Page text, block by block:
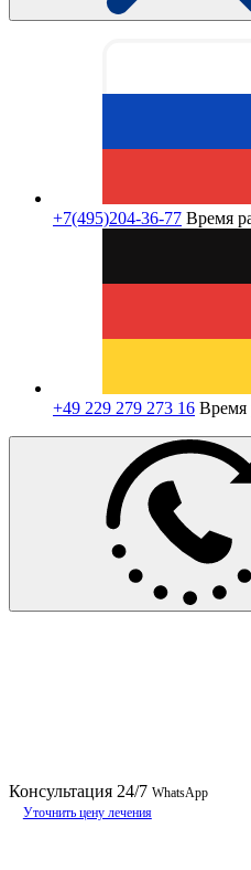
+7(495)204-36-77 Время
+49 229 279 273 16 Время
Консультация 24/7 WhatsApp
Уточнить цену лечения